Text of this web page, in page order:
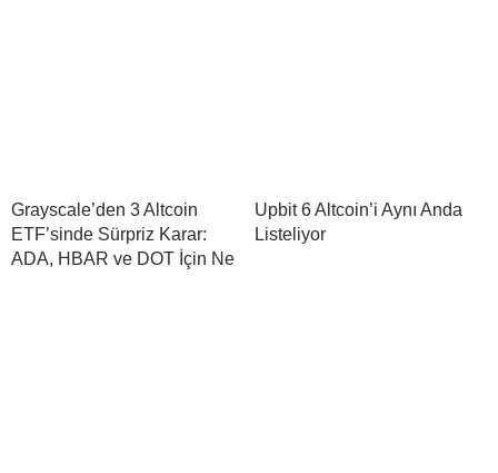
Grayscale’den 3 Altcoin
ETF’sinde Sürpriz Karar:
ADA, HBAR ve DOT İçin Ne
Upbit 6 Altcoin’i Aynı Anda
Listeliyor